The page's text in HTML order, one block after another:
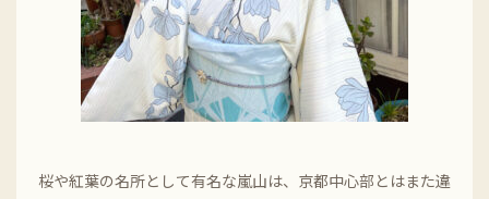
桜や紅葉の名所として有名な嵐山は、京都中心部とはまた違